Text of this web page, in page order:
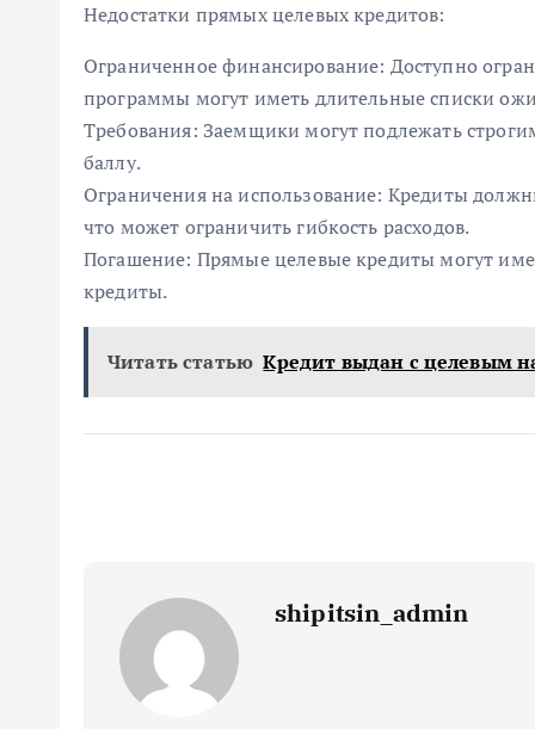
Недостатки прямых целевых кредитов:
Ограниченное финансирование: Доступно
программы могут иметь длительные списки
Требования: Заемщики могут подлежать
баллу.
Ограничения на использование: Кредиты
что может ограничить гибкость расходов.
Погашение: Прямые целевые кредиты могут
кредиты.
Читать статью Кредит выдан с целевым
shipitsin_admin